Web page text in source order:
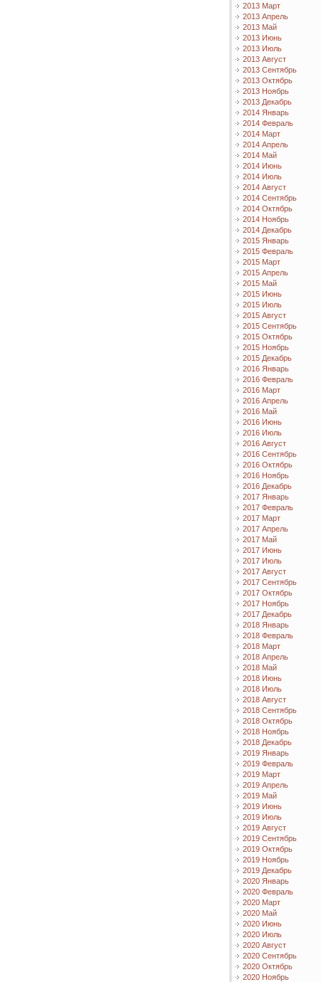
2013 Март
2013 Апрель
2013 Май
2013 Июнь
2013 Июль
2013 Август
2013 Сентябрь
2013 Октябрь
2013 Ноябрь
2013 Декабрь
2014 Январь
2014 Февраль
2014 Март
2014 Апрель
2014 Май
2014 Июнь
2014 Июль
2014 Август
2014 Сентябрь
2014 Октябрь
2014 Ноябрь
2014 Декабрь
2015 Январь
2015 Февраль
2015 Март
2015 Апрель
2015 Май
2015 Июнь
2015 Июль
2015 Август
2015 Сентябрь
2015 Октябрь
2015 Ноябрь
2015 Декабрь
2016 Январь
2016 Февраль
2016 Март
2016 Апрель
2016 Май
2016 Июнь
2016 Июль
2016 Август
2016 Сентябрь
2016 Октябрь
2016 Ноябрь
2016 Декабрь
2017 Январь
2017 Февраль
2017 Март
2017 Апрель
2017 Май
2017 Июнь
2017 Июль
2017 Август
2017 Сентябрь
2017 Октябрь
2017 Ноябрь
2017 Декабрь
2018 Январь
2018 Февраль
2018 Март
2018 Апрель
2018 Май
2018 Июнь
2018 Июль
2018 Август
2018 Сентябрь
2018 Октябрь
2018 Ноябрь
2018 Декабрь
2019 Январь
2019 Февраль
2019 Март
2019 Апрель
2019 Май
2019 Июнь
2019 Июль
2019 Август
2019 Сентябрь
2019 Октябрь
2019 Ноябрь
2019 Декабрь
2020 Январь
2020 Февраль
2020 Март
2020 Май
2020 Июнь
2020 Июль
2020 Август
2020 Сентябрь
2020 Октябрь
2020 Ноябрь